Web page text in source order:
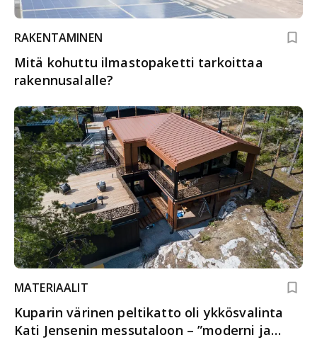
RAKENTAMINEN
Mitä kohuttu ilmastopaketti tarkoittaa
rakennusalalle?
MATERIAALIT
Kuparin värinen peltikatto oli ykkösvalinta
Kati Jensenin messutaloon – ”moderni ja